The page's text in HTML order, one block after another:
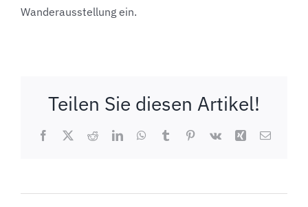
Wanderausstellung ein.
Teilen Sie diesen Artikel!
Facebook
X RedditLinkedInWhatsApp
TumblrPinterest
Vk Xing E-